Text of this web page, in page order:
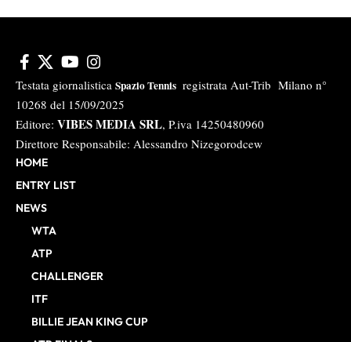
Testata giornalistica Spazio Tennis registrata Aut-Trib Milano n°
10268 del 15/09/2025
Editore: VIBES MEDIA SRL, P.iva 14250480960
Direttore Responsabile: Alessandro Nizegorodcew
HOME
ENTRY LIST
NEWS
WTA
ATP
CHALLENGER
ITF
BILLIE JEAN KING CUP